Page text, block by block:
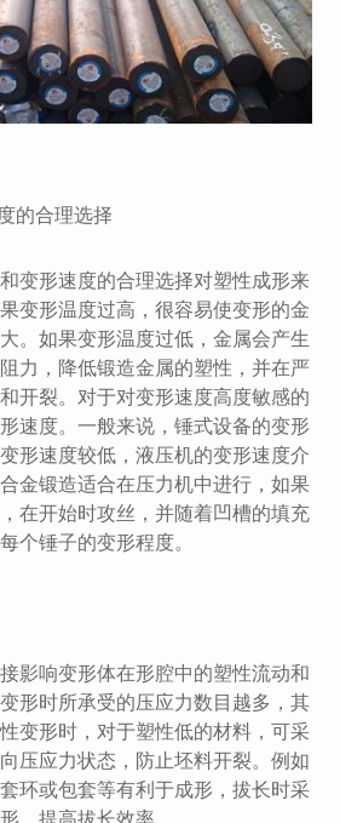
的合理选择
变形速度的合理选择对塑性成形来
变形温度过高，很容易使变形的金
。如果变形温度过低，金属会产生
力，降低锻造金属的塑性，并在严
开裂。对于对变形速度高度敏感的
速度。一般来说，锤式设备的变形
形速度较低，液压机的变形速度介
金锻造适合在压力机中进行，如果
在开始时攻丝，并随着凹槽的填充
个锤子的变形程度。
影响变形体在形腔中的塑性流动和
形时所承受的压应力数目越多，其
变形时，对于塑性低的材料，可采
压应力状态，防止坯料开裂。例如
环或包套等有利于成形，拔长时采